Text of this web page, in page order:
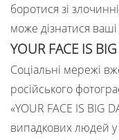
боротися зі
може дізнатися ваші
YOUR FACE IS
Соціальні мережі
російського
«YOUR FACE IS BIG
випадкових людей